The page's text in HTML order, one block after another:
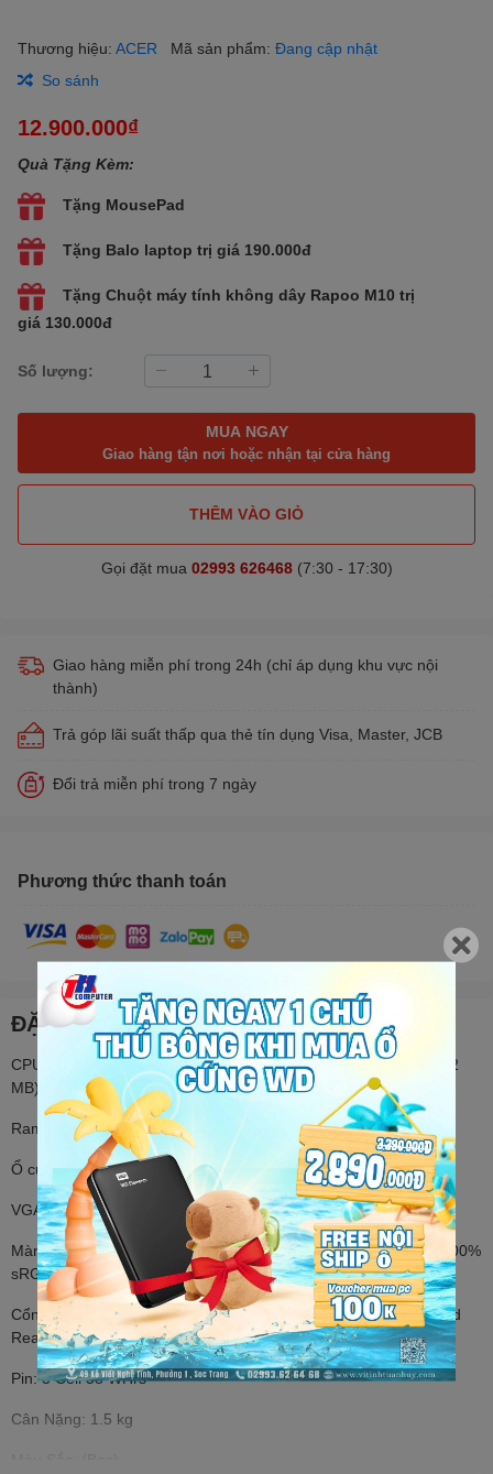
Thương hiệu: ACER Mã sản phẩm: Đang cập nhật
So sánh
12.900.000₫
Quà Tặng Kèm:
Tặng MousePad
Tặng Balo laptop trị giá 190.000đ
Tặng Chuột máy tính không dây Rapoo M10 trị
giá 130.000đ
Số lượng:
MUA NGAY
Giao hàng tận nơi hoặc nhận tại cửa hàng
THÊM VÀO GIỎ
Gọi đặt mua 02993 626468 (7:30 - 17:30)
Giao hàng miễn phí trong 24h (chỉ áp dụng khu vực nội
thành)
Trả góp lãi suất thấp qua thẻ tín dụng Visa, Master, JCB
Đổi trả miễn phí trong 7 ngày
Phương thức thanh toán
ĐẶC ĐIỂM NỔI BẬT
CPU: Intel Core i5-1335U (10 nhân/12 luồng, Up to 4.6 GHz, 12
MB)
Ram: 16 GB DDR5, 2 khe (Hỗ trợ nang cấp đến 64GB)
Ổ cứng: 512 GB PCIe® NVMe™ M.2 SSD
VGA: Intel UHD Graphics
Màn Hình: 14.0 inch 2.2K (2240 x 1400), IPS, 60Hz, 300 nits, 100%
sRGB, Acer ComfyView, Non-touch
Cổng Kết Nối:1 x USB Type-C,3 x USB Type-A,1 x MicroSD Card
Reader,1 x HDMI 1.4,1 x Jack 3.5 mm
Pin: 3 Cell 58 WHrs
Cân Nặng: 1.5 kg